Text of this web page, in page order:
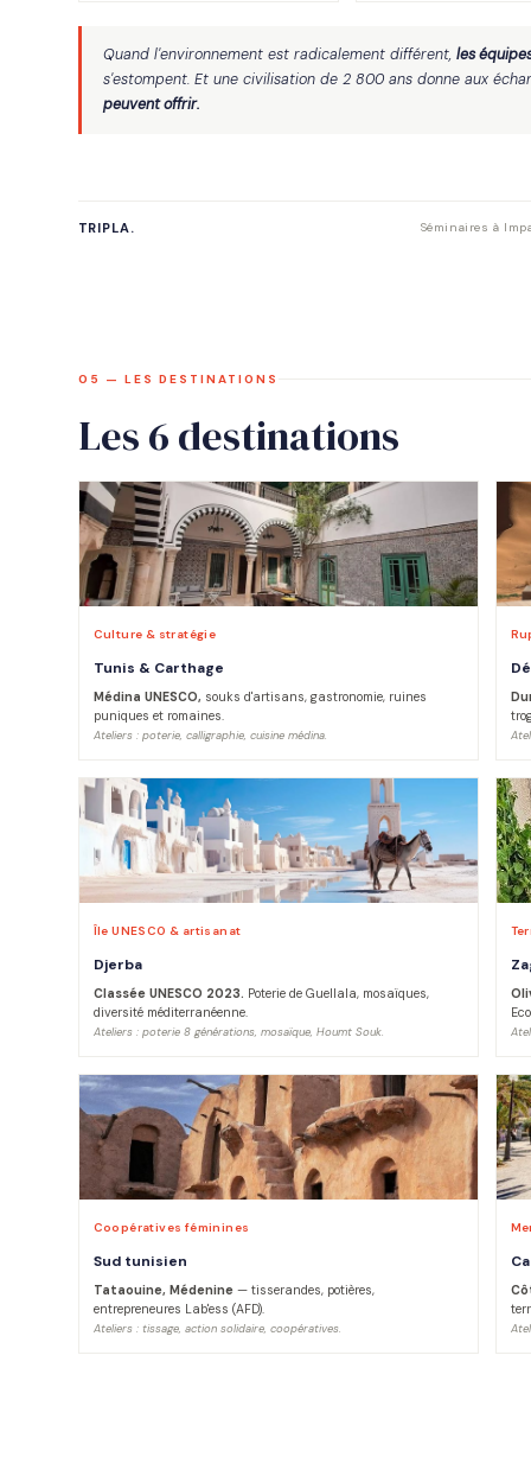
Quand l'environnement est radicalement différent, les
s'estompent. Et une civilisation de 2 800 ans donne aux
peuvent offrir.
TRIPLA. Séminaires à
05 — LES DESTINATIONS
Les 6 destinations
Culture & stratégie
Tunis & Carthage
Médina UNESCO, souks d'artisans, gastronomie, ruines
puniques et romaines.
Ateliers : poterie, calligraphie, cuisine médina.
Île UNESCO & artisanat
Djerba
Classée UNESCO 2023. Poterie de Guellala, mosaïques,
diversité méditerranéenne.
Ateliers : poterie 8 générations, mosaïque, Houmt Souk.
Coopératives féminines
Sud tunisien
Tataouine, Médenine— tisserandes, potières,
entrepreneures Lab'ess (AFD).
Ateliers : tissage, action solidaire, coopératives.